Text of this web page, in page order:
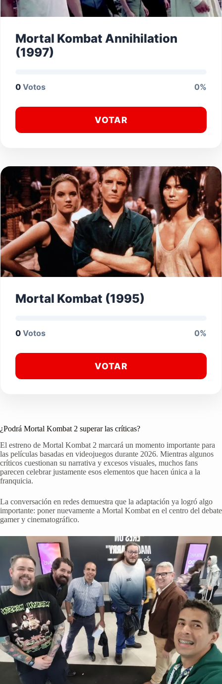
Mortal Kombat Annihilation
(1997)
0 Votos 0%
VOTAR
Mortal Kombat (1995)
0 Votos 0%
VOTAR
¿Podrá Mortal Kombat 2 superar las críticas?
El estreno de Mortal Kombat 2 marcará un momento importante para
las películas basadas en videojuegos durante 2026. Mientras algunos
críticos cuestionan su narrativa y excesos visuales, muchos fans
parecen celebrar justamente esos elementos que hacen única a la
franquicia.
La conversación en redes demuestra que la adaptación ya logró algo
importante: poner nuevamente a Mortal Kombat en el centro del debate
gamer y cinematográfico.